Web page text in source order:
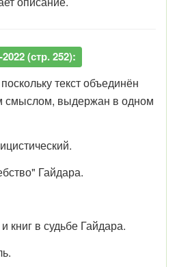
(стр. 252):
текст объединён
смыслом, выдержан в одном
Гайдара.
в судьбе Гайдара.